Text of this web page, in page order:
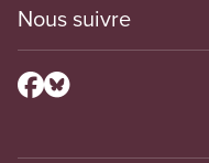
Nous suivre